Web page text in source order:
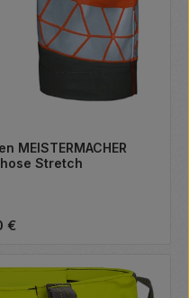
MEISTERMACHER
Stretch
Preis:
€